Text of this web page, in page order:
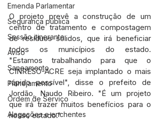
Emenda Parlamentar
Segurança pública
Sessão itinerante
Aviso
Saneamento
Planejamento
Ordem de Serviço
Alagações e enchentes
O projeto prevê a construção de um
centro de tratamento e compostagem
de resíduos sólidos, que irá beneficiar
todos os municípios do estado.
"Estamos trabalhando para que o
CINRESO-ACRE seja implantado o mais
rápido possível", disse o prefeito de
Jordão, Naudo Ribeiro. "É um projeto
que irá trazer muitos benefícios para o
nosso estado."